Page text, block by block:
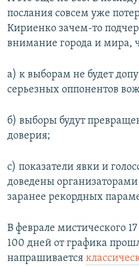
послания совсем уже
Кириенко зачем-то
внимание города и мира,
а) к выборам не будет
серьезных оппонентов
б) выборы будут
доверия;
с) показатели явки и
доведены
заранее рекордных
В феврале мистического
100 дней от графика
напрашивается